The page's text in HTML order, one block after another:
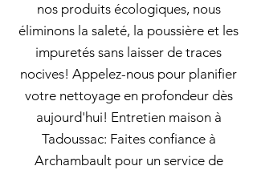
nos produits écologiques, nous
éliminons la saleté, la poussière et les
impuretés sans laisser de traces
nocives! Appelez-nous pour planifier
votre nettoyage en profondeur dès
aujourd'hui! Entretien maison à
Tadoussac: Faites confiance à
Archambault pour un service de